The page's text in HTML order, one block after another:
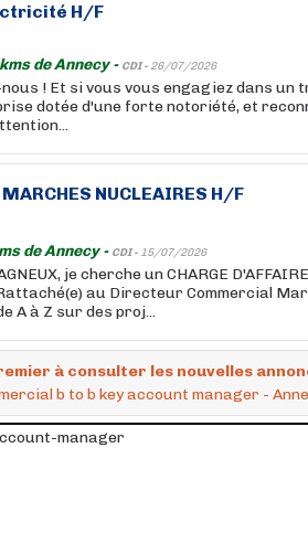
H/F
de Annecy - CDI - 26/07/2026
! Et si vous vous engagiez dans un
dotée d'une forte notoriété, et
MARCHES NUCLEAIRES H/F
de Annecy - CDI - 15/07/2026
je cherche un CHARGE
Rattaché(e) au Directeur Commercial
A à Z sur des proj...
à consulter les nouvelles
b to b key account manager -
manager